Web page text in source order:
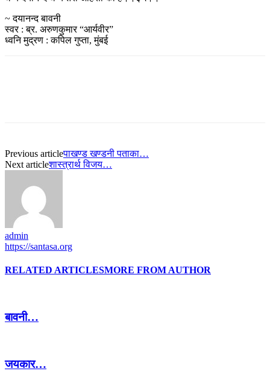
~ दयानन्द बावनी
स्वर : ब्र. अरुणकुमार “आर्यवीर”
ध्वनि मुद्रण : कपिल गुप्ता, मुंबई
Previous articleपाखण्ड खण्डनी पताका…
Next articleशास्त्रार्थ विजय…
admin
https://santasa.org
RELATED ARTICLESMORE FROM AUTHOR
बावनी…
जयकार…